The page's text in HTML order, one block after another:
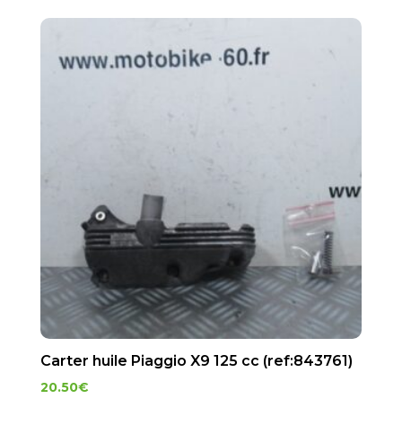
Carter huile Piaggio X9 125 cc (ref:843761)
20.50€